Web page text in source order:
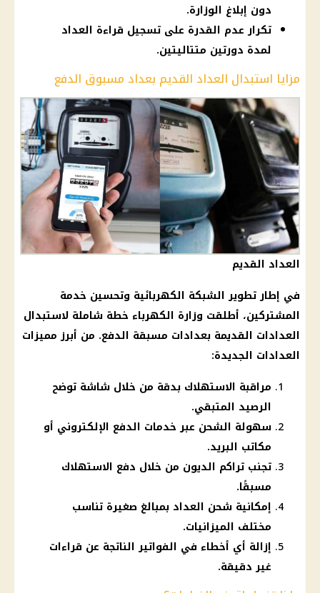
دون إبلاغ الوزارة.
تكرار عدم القدرة على تسجيل قراءة العداد
لمدة دورتين متتاليتين.
مزايا استبدال العداد القديم بعداد مسبوق الدفع
العداد القديم
في إطار تطوير الشبكة الكهربائية وتحسين خدمة
المشتركين، أطلقت وزارة الكهرباء خطة شاملة لاستبدال
العدادات القديمة بعدادات مسبقة الدفع. من أبرز مميزات
العدادات الجديدة:
مراقبة الاستهلاك بدقة من خلال شاشة توضح
الرصيد المتبقي.
سهولة الشحن عبر خدمات الدفع الإلكتروني أو
مكاتب البريد.
تجنب تراكم الديون من خلال دفع الاستهلاك
مسبقًا.
إمكانية شحن العداد بمبالغ صغيرة تناسب
مختلف الميزانيات.
إزالة أي أخطاء في الفواتير الناتجة عن قراءات
غير دقيقة.